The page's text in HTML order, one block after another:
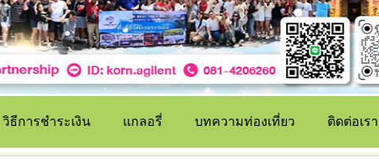
วิธีการชำระเงิน แกลอรี่ บทความท่องเที่ยว ติดต่อเรา